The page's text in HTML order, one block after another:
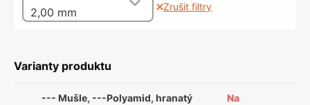
2,00 mm Zrušit filtry
Varianty produktu
--- Mušle, ---Polyamid, hranatý
Na